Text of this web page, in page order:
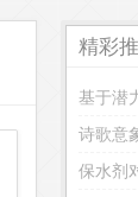
精彩
诗歌意
保水剂